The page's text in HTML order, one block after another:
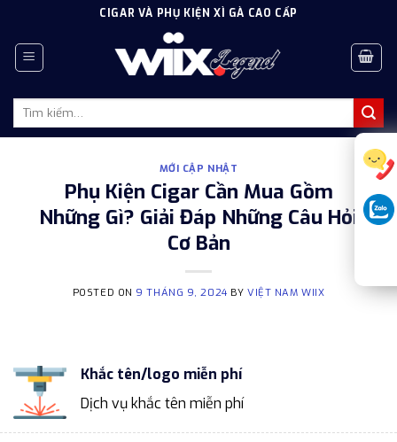
content
CIGAR VÀ PHỤ KIỆN XÌ GÀ CAO CẤP
Tìm
MỚI CẬP NHẬT
Phụ Kiện Cigar Cần Mua Gồm
Những Gì? Giải Đáp Những Câu Hỏi
Cơ Bản
POSTED ON 9 THÁNG 9, 2024 BY VIỆT NAM WIIX
Khắc tên/logo miễn phí
Dịch vụ khắc tên miễn phí